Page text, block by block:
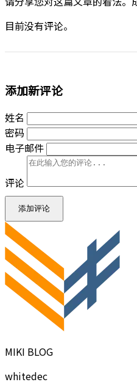
目前没有评论。
添加新评论
姓名
密码
电子邮件
评论
添加评论
MIKI BLOG
whitedec